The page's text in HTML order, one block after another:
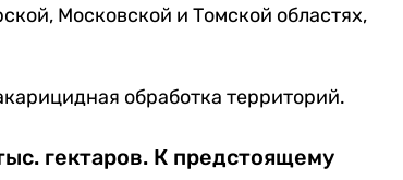
Московской и Томской областях,
обработка территорий.
гектаров. К предстоящему